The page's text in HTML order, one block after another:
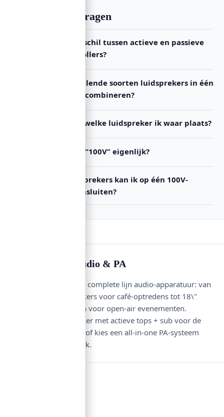
Veelgestelde vragen
Wat is het verschil tussen actieve en passieve
volume-controllers?
Kan ik verschillende soorten luidsprekers in één
100V-systeem combineren?
Hoe bepaal ik welke luidspreker ik waar plaats?
Wat betekent “100V” eigenlijk?
Hoe veel luidsprekers kan ik op één 100V-
versterker aansluiten?
Koopgids — Audio & PA
Bij Buzz vind je een complete lijn audio-apparatuur: van
compacte 6\" speakers voor café-optredens tot 18\"
line-array systemen voor open-air evenementen.
Combineer een mixer met actieve tops + sub voor de
meeste flexibiliteit, of kies een all-in-one PA-systeem
voor mobile DJ-werk.